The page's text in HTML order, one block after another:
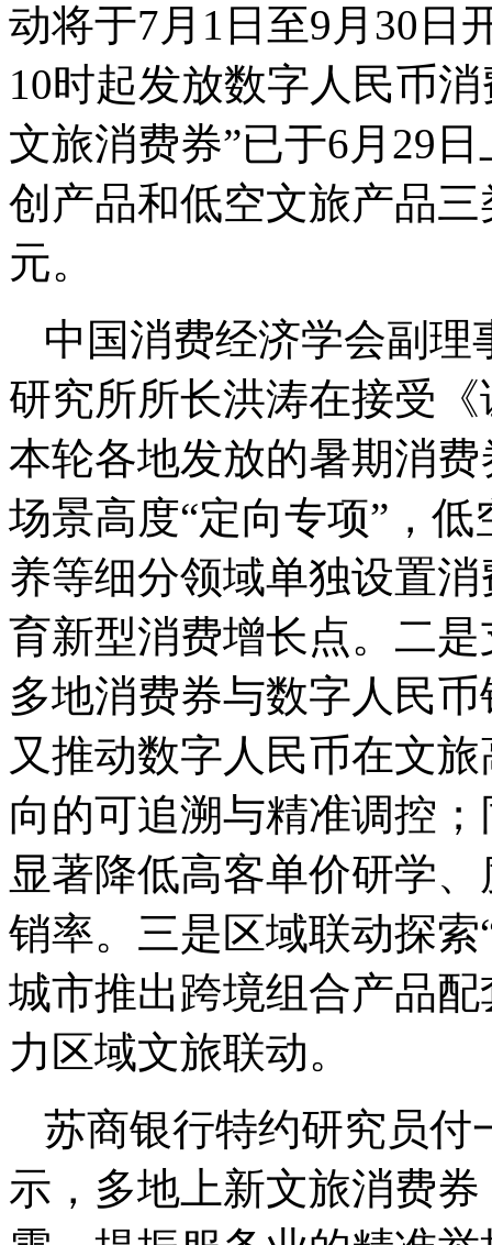
动将于7月1日至9月30日
10时起发放数字人民币
文旅消费券”已于6月29
创产品和低空文旅产品
元。
中国消费经济学会副
研究所所长洪涛在接受
本轮各地发放的暑期消
场景高度“定向专项”，
养等细分领域单独设置
育新型消费增长点。二
多地消费券与数字人民
又推动数字人民币在文
向的可追溯与精准调控
显著降低高客单价研学
销率。三是区域联动探
城市推出跨境组合产品
力区域文旅联动。
苏商银行特约研究员付
示，多地上新文旅消费